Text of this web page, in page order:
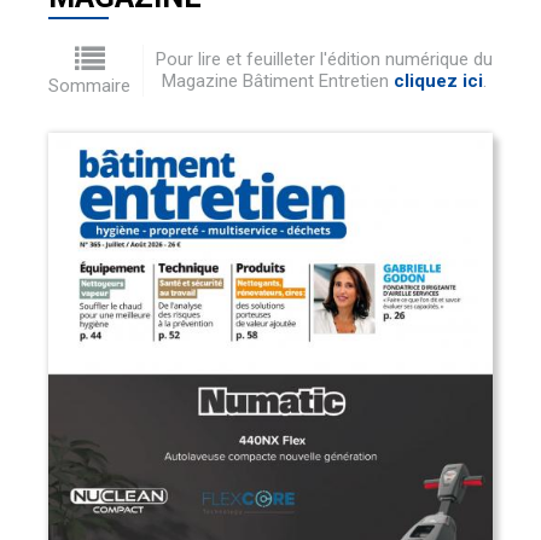
Sommaire
Pour lire et feuilleter l'édition numérique du
Magazine Bâtiment Entretien cliquez ici.